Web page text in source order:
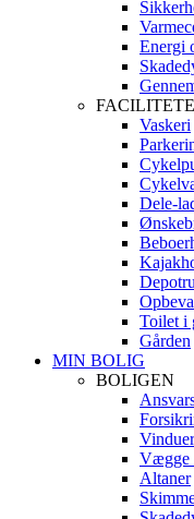
Energi
Vaskeri
Dele-
Toilet i
Gården
MIN BOLIG
BOLIGEN
Vinduer
Vægge
Altaner